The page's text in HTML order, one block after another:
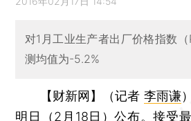
对1月工业生产者出厂价格指数
测均值为-5.2%
【财新网】（记者 李雨谦）
明日（2月18日）公布。接受